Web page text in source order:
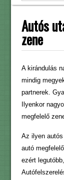
Autós
zene
A kirándulás
mindig
partnerek.
Ilyenkor
megfelelő
Az ilyen
autó
ezért